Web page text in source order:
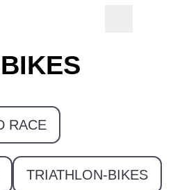
RACE
TRIATHLON-BIKES